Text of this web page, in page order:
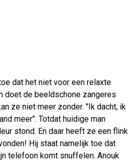
dat het niet voor een relaxte
doet de beeldschone zangeres
ze niet meer zonder. "Ik dacht, ik
meer". Totdat huidige man
stond. En daar heeft ze een flink
Hij staat namelijk toe dat
telefoon komt snuffelen. Anouk